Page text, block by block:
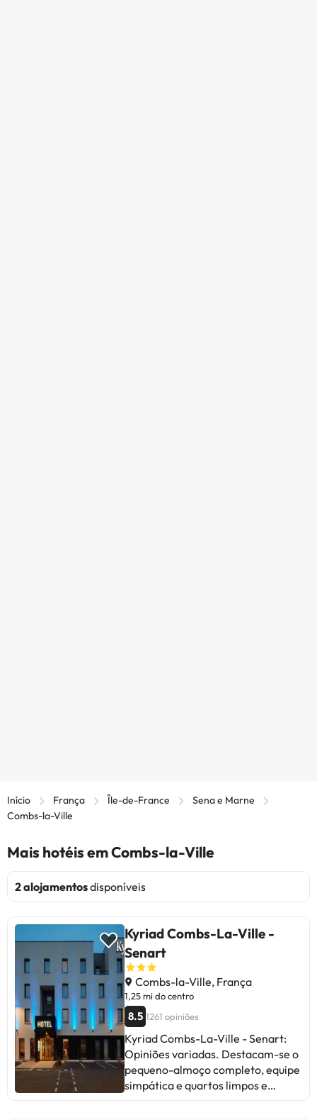
Início França Île-de-France
Sena e Marne
Combs-la-Ville
Mais hotéis em Combs-la-Ville
2 alojamentosdisponíveis
Kyriad Combs-La-Ville -
Senart
Combs-la-Ville, França
1,25 mi do centro
8.5 1261 opiniões
Kyriad Combs-La-Ville - Senart:
Opiniões variadas. Destacam-se o
pequeno-almoço completo, equipe
simpática e quartos limpos e